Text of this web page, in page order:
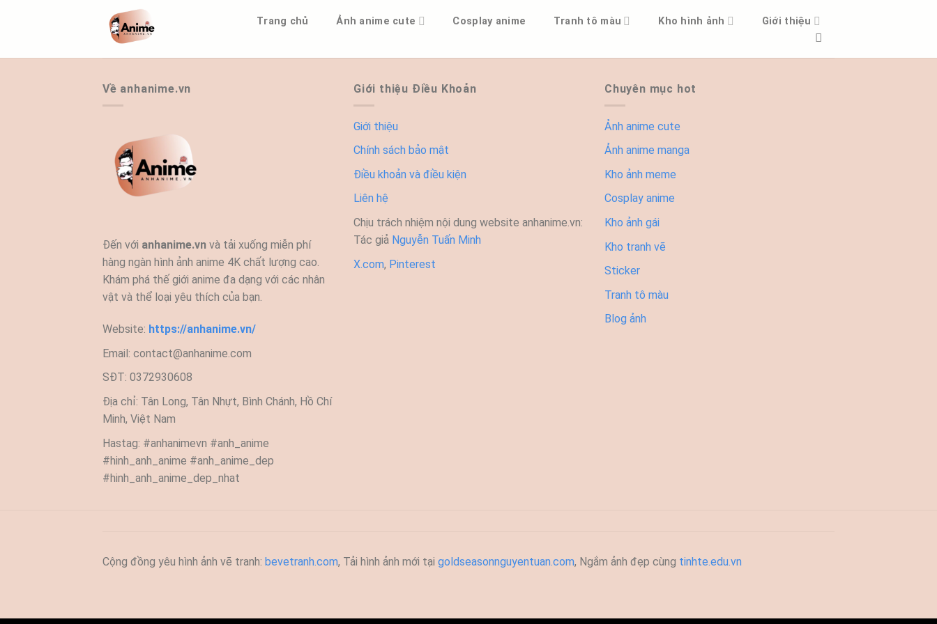
dung
Trang chủ Ảnh anime cute Cosplay anime Tranh tô màu Kho hình ảnh Giới thiệu
Về anhanime.vn
Đến với anhanime.vn và tải xuống miễn phí
hàng ngàn hình ảnh anime 4K chất lượng cao.
Khám phá thế giới anime đa dạng với các nhân
vật và thể loại yêu thích của bạn.
Website: https://anhanime.vn/
Email: contact@anhanime.com
SĐT: 0372930608
Địa chỉ: Tân Long, Tân Nhựt, Bình Chánh, Hồ Chí
Minh, Việt Nam
Hastag: #anhanimevn #anh_anime
#hinh_anh_anime #anh_anime_dep
#hinh_anh_anime_dep_nhat
Giới thiệu Điều Khoản
Giới thiệu
Chính sách bảo mật
Điều khoản và điều kiện
Liên hệ
Chịu trách nhiệm nội dung website anhanime.vn:
Tác giả Nguyễn Tuấn Minh
X.com, Pinterest
Chuyên mục hot
Ảnh anime cute
Ảnh anime manga
Kho ảnh meme
Cosplay anime
Kho ảnh gái
Kho tranh vẽ
Sticker
Tranh tô màu
Blog ảnh
Cộng đồng yêu hình ảnh vẽ tranh: bevetranh.com, Tải hình ảnh mới tại goldseasonnguyentuan.com, Ngắm ảnh đẹp cùng tinhte.edu.vn